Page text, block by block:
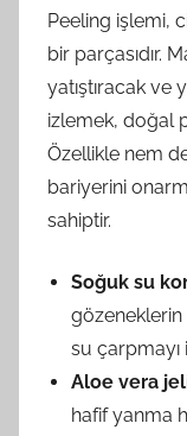
Peeling işlemi,
bir parçasıdır.
yatıştıracak ve
izlemek, doğal
Özellikle nem
bariyerini
sahiptir.
Soğuk su
gözeneklerin
su çarpmayı
Aloe vera
hafif yanma